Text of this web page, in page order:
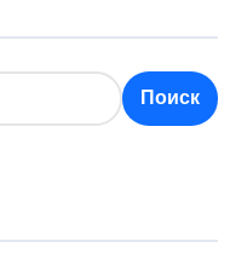
Поиск